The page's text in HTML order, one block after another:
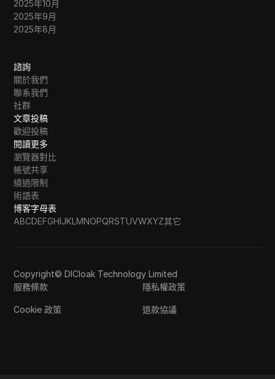
2025年10月
2025年9月
2025年8月
諮詢
關於我們
聯系我們
社群
文章投稿
歡迎投稿
閱讀更多
瀏覽器對比
帳號共享
繞過限制
術語表
博客字母表
ABCDEFGHIJKLMNOPQRSTUVWXYZ其它
Copyright© DICloak Technology Limited
服務條款
隱私權政策
Cookie 政策 退款協議